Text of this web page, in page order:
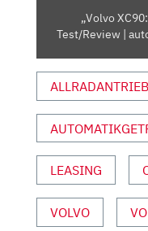
UTO M
ND S
PORT“ V
OUTUBE A
NZEIGEN
„Volvo
Test/Review |
ALLRADANTRIEB
LEASING
VOLVO